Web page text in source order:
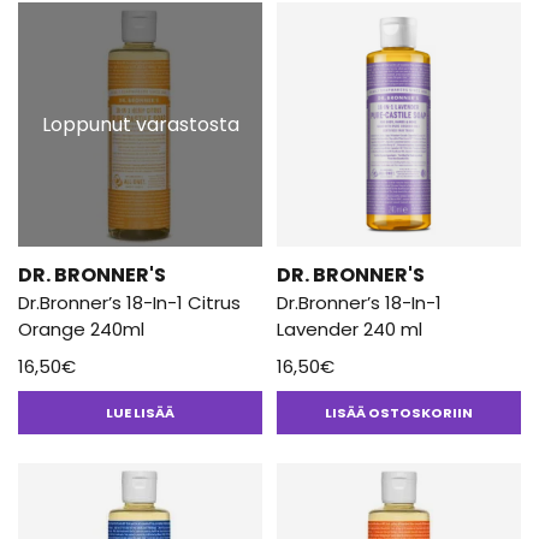
Loppunut varastosta
DR. BRONNER'S
Dr.Bronner’s 18-In-1 Citrus
Orange 240ml
16,50€
LUE LISÄÄ
DR. BRONNER'S
Dr.Bronner’s 18-In-1
Lavender 240 ml
16,50€
LISÄÄ OSTOSKORIIN